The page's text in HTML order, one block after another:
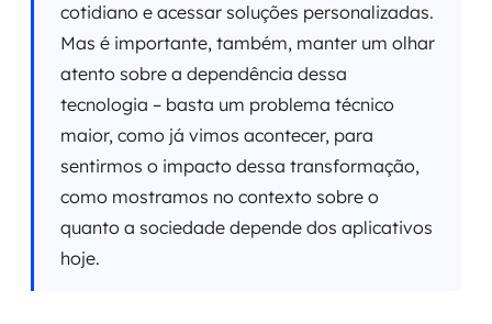
cotidiano e acessar soluções personalizadas.
Mas é importante, também, manter um olhar
atento sobre a dependência dessa
tecnologia – basta um problema técnico
maior, como já vimos acontecer, para
sentirmos o impacto dessa transformação,
como mostramos no contexto sobre o
quanto a sociedade depende dos aplicativos
hoje.